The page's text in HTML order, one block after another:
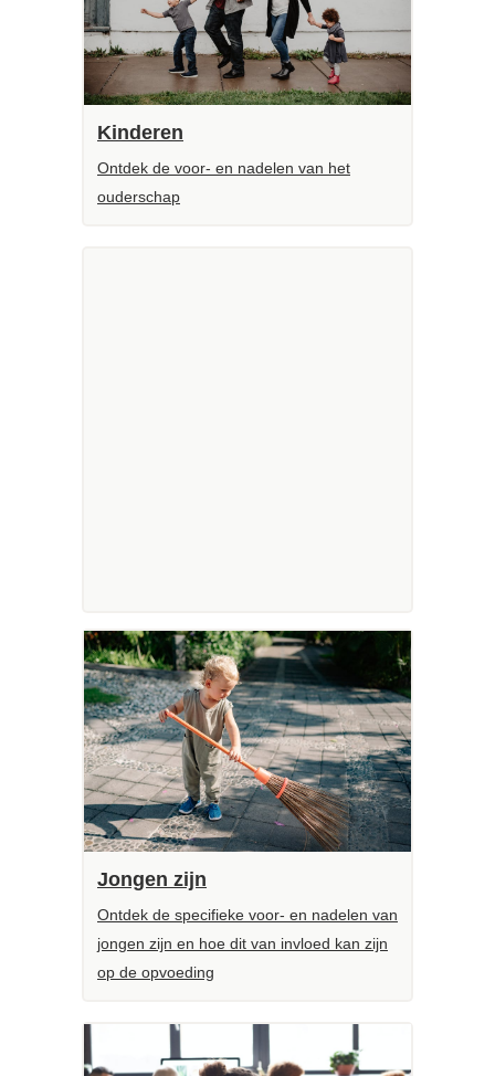
Kinderen
Ontdek de voor- en nadelen van het
ouderschap
Jongen zijn
Ontdek de specifieke voor- en nadelen van
jongen zijn en hoe dit van invloed kan zijn
op de opvoeding